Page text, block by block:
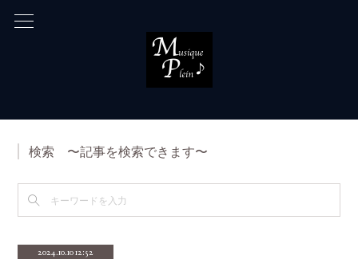
検索 〜記事を検索できます〜
2024.10.10 12:52